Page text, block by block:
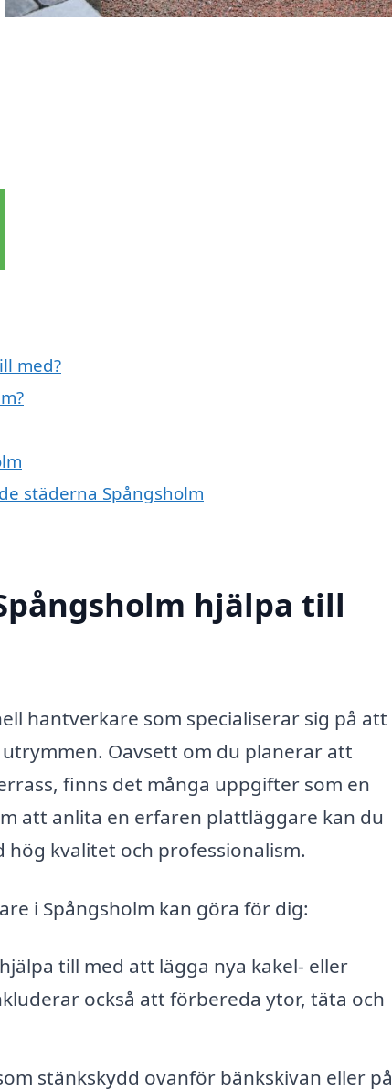
med?
städerna Spångsholm
hjälpa till
hantverkare som specialiserar sig på att
Oavsett om du planerar att
finns det många uppgifter som en
att anlita en erfaren plattläggare kan du
kvalitet och professionalism.
i Spångsholm kan göra för dig:
till med att lägga nya kakel- eller
också att förbereda ytor, täta och
stänkskydd ovanför bänkskivan eller på